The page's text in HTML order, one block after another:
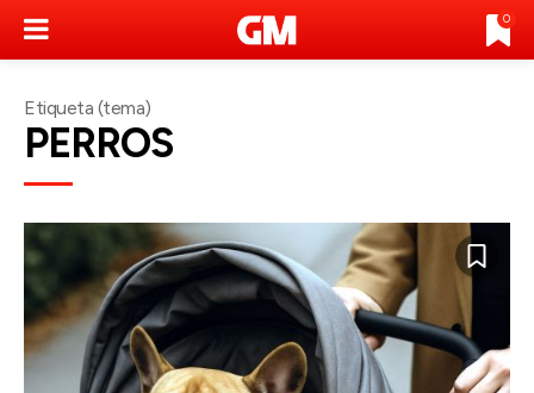
0
Etiqueta (tema)
PERROS